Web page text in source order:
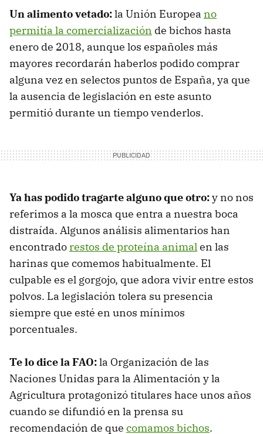
Un alimento vetado:la Unión Europea no
permitía la comercialización de bichos hasta
enero de 2018, aunque los españoles más
mayores recordarán haberlos podido comprar
alguna vez en selectos puntos de España, ya que
la ausencia de legislación en este asunto
permitió durante un tiempo venderlos.
Ya has podido tragarte alguno que otro:y no nos
referimos a la mosca que entra a nuestra boca
distraída. Algunos análisis alimentarios han
encontradorestos de proteína animalen las
harinas que comemos habitualmente. El
culpable es el gorgojo, que adora vivir entre estos
polvos. La legislación tolera su presencia
siempre que esté en unos mínimos
porcentuales.
Te lo dice la FAO:la Organización de las
Naciones Unidas para la Alimentación y la
Agricultura protagonizó titulares hace unos años
cuando se difundió en la prensa su
recomendación de que comamos bichos.